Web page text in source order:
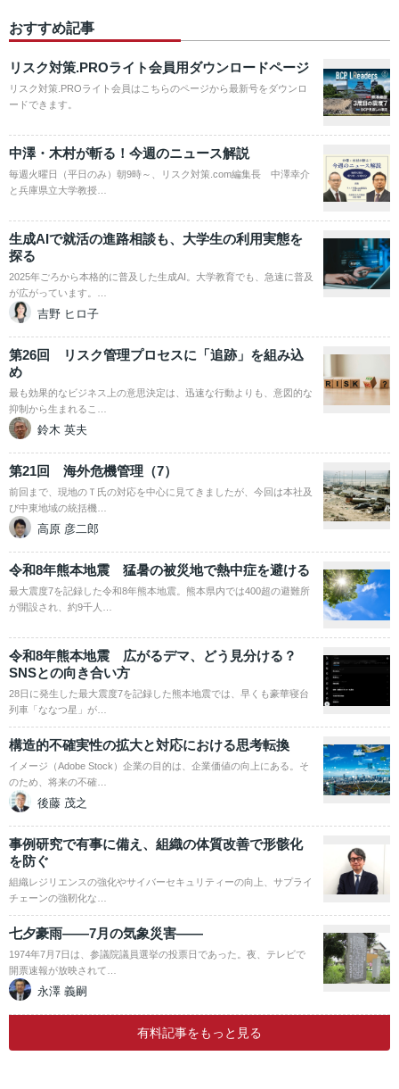
おすすめ記事
リスク対策.PROライト会員用ダウンロードページ
リスク対策.PROライト会員はこちらのページから最新号をダウンロ
ードできます。
中澤・木村が斬る！今週のニュース解説
毎週火曜日（平日のみ）朝9時～、リスク対策.com編集長 中澤幸介
と兵庫県立大学教授…
生成AIで就活の進路相談も、大学生の利用実態を
探る
2025年ごろから本格的に普及した生成AI。大学教育でも、急速に普及
が広がっています。…
吉野 ヒロ子
第26回 リスク管理プロセスに「追跡」を組み込
め
最も効果的なビジネス上の意思決定は、迅速な行動よりも、意図的な
抑制から生まれるこ…
鈴木 英夫
第21回 海外危機管理（7）
前回まで、現地のＴ氏の対応を中心に見てきましたが、今回は本社及
び中東地域の統括機…
高原 彦二郎
令和8年熊本地震 猛暑の被災地で熱中症を避ける
最大震度7を記録した令和8年熊本地震。熊本県内では400超の避難所
が開設され、約9千人…
令和8年熊本地震 広がるデマ、どう見分ける？
SNSとの向き合い方
28日に発生した最大震度7を記録した熊本地震では、早くも豪華寝台
列車「ななつ星」が…
構造的不確実性の拡大と対応における思考転換
イメージ（Adobe Stock）企業の目的は、企業価値の向上にある。そ
のため、将来の不確…
後藤 茂之
事例研究で有事に備え、組織の体質改善で形骸化
を防ぐ
組織レジリエンスの強化やサイバーセキュリティーの向上、サプライ
チェーンの強靭化な…
七夕豪雨――7月の気象災害――
1974年7月7日は、参議院議員選挙の投票日であった。夜、テレビで
開票速報が放映されて…
永澤 義嗣
有料記事をもっと見る